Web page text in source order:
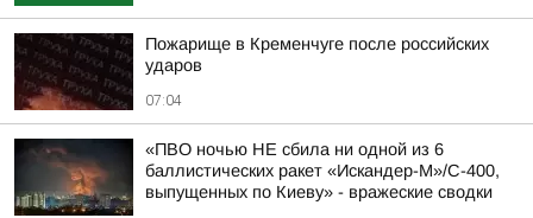
Пожарище в Кременчуге после российских
ударов
07:04
«ПВО ночью НЕ сбила ни одной из 6
баллистических ракет «Искандер-М»/С-400,
выпущенных по Киеву» - вражеские сводки